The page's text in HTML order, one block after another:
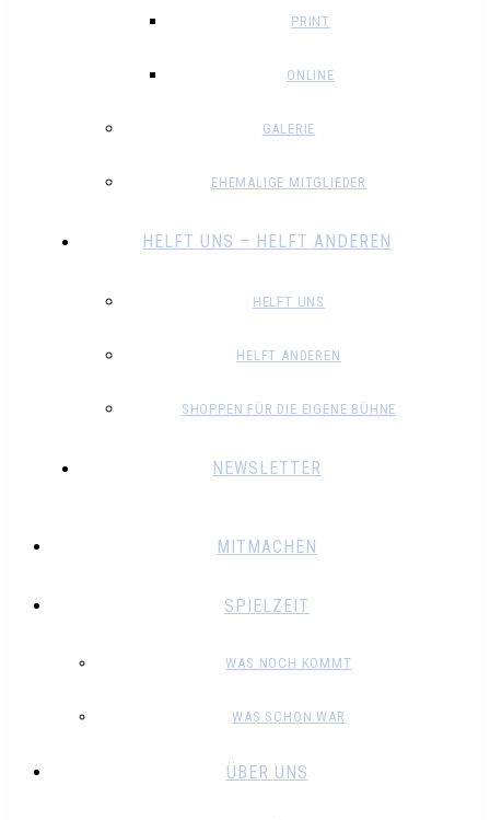
PRINT
ONLINE
GALERIE
EHEMALIGE MITGLIEDER
HELFT UNS – HELFT ANDEREN
HELFT UNS
HELFT ANDEREN
SHOPPEN FÜR DIE EIGENE BÜHNE
NEWSLETTER
MITMACHEN
SPIELZEIT
WAS NOCH KOMMT
WAS SCHON WAR
ÜBER UNS